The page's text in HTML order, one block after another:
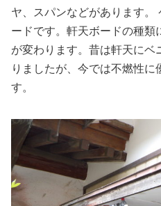
ヤ、スパンなどがあります。
ードです。軒天ボードの種類
が変わります。昔は軒天に
りましたが、今では不燃性
す。